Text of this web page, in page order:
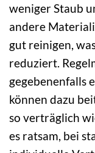
weniger Staub
andere
gut reinigen,
reduziert.
gegebenenfalls
können dazu
so verträglich
es ratsam, bei